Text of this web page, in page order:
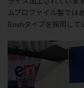
ムプロファイル製では
Boshタイプを採用して